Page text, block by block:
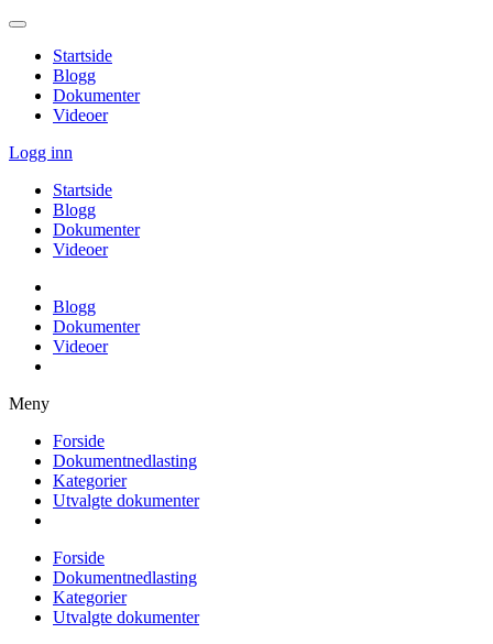
Startside
Blogg
Dokumenter
Videoer
Logg inn
Startside
Blogg
Dokumenter
Videoer
Blogg
Dokumenter
Videoer
Meny
Forside
Dokumentnedlasting
Kategorier
Utvalgte dokumenter
Forside
Dokumentnedlasting
Kategorier
Utvalgte dokumenter